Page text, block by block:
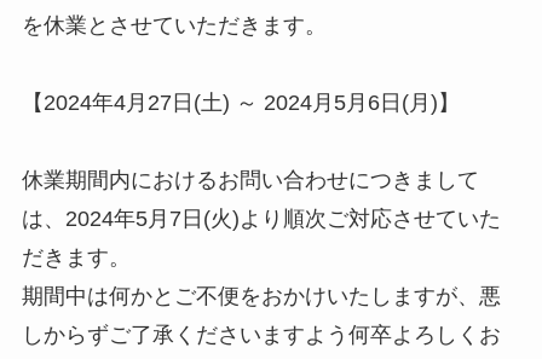
を休業とさせていただきます。
【2024年4月27日(土) ～ 2024月5月6日(月)】
休業期間内におけるお問い合わせにつきまして
は、2024年5月7日(火)より順次ご対応させていた
だきます。
期間中は何かとご不便をおかけいたしますが、悪
しからずご了承くださいますよう何卒よろしくお